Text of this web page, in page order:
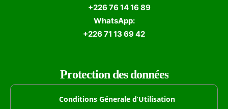
+226 76 14 16 89
WhatsApp:
+226 71 13 69 42
Protection des données
Conditions Génerale d’Utilisation